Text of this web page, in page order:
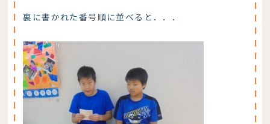
裏に書かれた番号順に並べると．．．